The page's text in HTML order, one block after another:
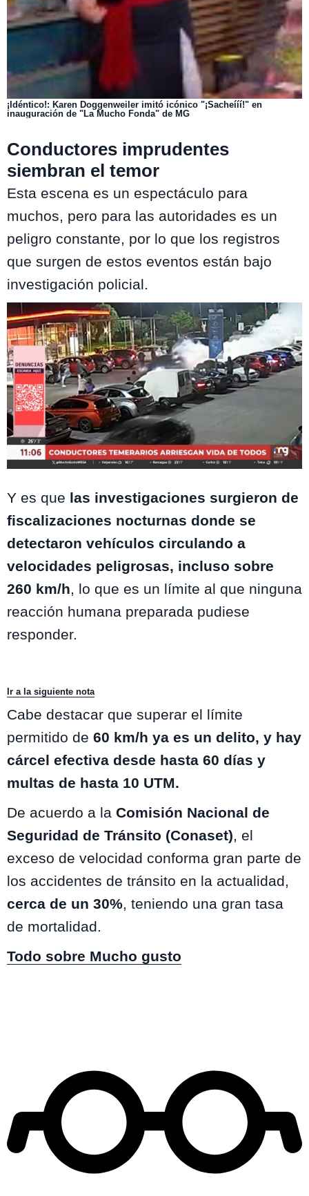
¡Idéntico!: Karen Doggenweiler imitó icónico "¡Sacheííí!" en
inauguración de "La Mucho Fonda" de MG
Conductores imprudentes
siembran el temor
Esta escena es un espectáculo para
muchos, pero para las autoridades es un
peligro constante, por lo que los registros
que surgen de estos eventos están bajo
investigación policial.
Y es que las investigaciones surgieron de
fiscalizaciones nocturnas donde se
detectaron vehículos circulando a
velocidades peligrosas, incluso sobre
260 km/h, lo que es un límite al que ninguna
reacción humana preparada pudiese
responder.
Ir a la siguiente nota
Cabe destacar que superar el límite
permitido de 60 km/h ya es un delito, y hay
cárcel efectiva desde hasta 60 días y
multas de hasta 10 UTM.
De acuerdo a la Comisión Nacional de
Seguridad de Tránsito (Conaset), el
exceso de velocidad conforma gran parte de
los accidentes de tránsito en la actualidad,
cerca de un 30%, teniendo una gran tasa
de mortalidad.
Todo sobre Mucho gusto